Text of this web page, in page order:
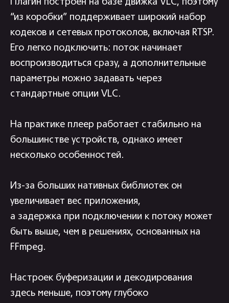
Плагин построен на базе движка VLC, поэтому
“из коробки” поддерживает широкий набор
кодеков и сетевых протоколов, включая RTSP.
Его легко подключить: поток начинает
воспроизводиться сразу, а дополнительные
параметры можно задавать через
стандартные опции VLC.
На практике плеер работает стабильно на
большинстве устройств, однако имеет
несколько особенностей.
Из-за больших нативных библиотек он
увеличивает вес приложения,
а задержка при подключении к потоку может
быть выше, чем в решениях, основанных на
FFmpeg.
Настроек буферизации и декодирования
здесь меньше, поэтому глубоко
для управления
приборами
читайте также